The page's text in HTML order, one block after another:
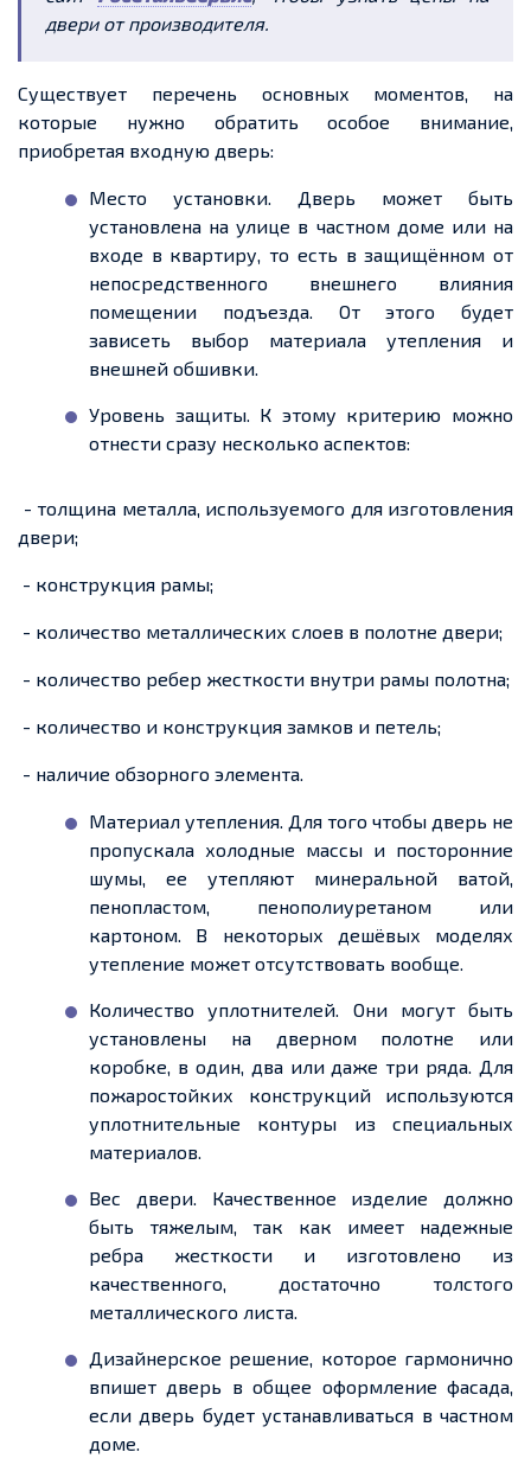
двери от производителя.
Существует перечень основных моментов, на
которые нужно обратить особое внимание,
приобретая входную дверь:
Место установки. Дверь может быть
установлена на улице в частном доме или на
входе в квартиру, то есть в защищённом от
непосредственного внешнего влияния
помещении подъезда. От этого будет
зависеть выбор материала утепления и
внешней обшивки.
Уровень защиты. К этому критерию можно
отнести сразу несколько аспектов:
- толщина металла, используемого для изготовления
двери;
- конструкция рамы;
- количество металлических слоев в полотне двери;
- количество ребер жесткости внутри рамы полотна;
- количество и конструкция замков и петель;
- наличие обзорного элемента.
Материал утепления. Для того чтобы дверь не
пропускала холодные массы и посторонние
шумы, ее утепляют минеральной ватой,
пенопластом, пенополиуретаном или
картоном. В некоторых дешёвых моделях
утепление может отсутствовать вообще.
Количество уплотнителей. Они могут быть
установлены на дверном полотне или
коробке, в один, два или даже три ряда. Для
пожаростойких конструкций используются
уплотнительные контуры из специальных
материалов.
Вес двери. Качественное изделие должно
быть тяжелым, так как имеет надежные
ребра жесткости и изготовлено из
качественного, достаточно толстого
металлического листа.
Дизайнерское решение, которое гармонично
впишет дверь в общее оформление фасада,
если дверь будет устанавливаться в частном
доме.